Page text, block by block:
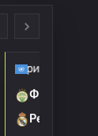
Реал